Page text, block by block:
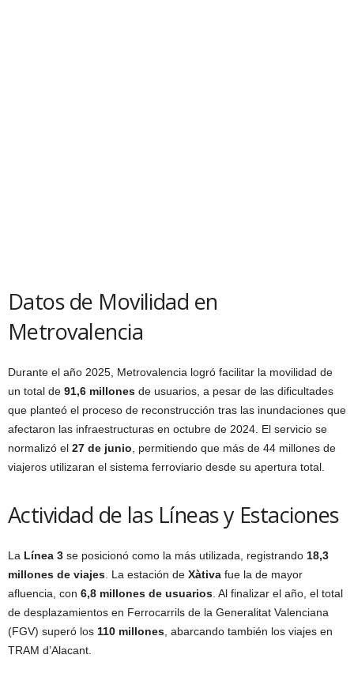
Datos de Movilidad en
Metrovalencia
Durante el año 2025, Metrovalencia logró facilitar la movilidad de
un total de 91,6 millones de usuarios, a pesar de las dificultades
que planteó el proceso de reconstrucción tras las inundaciones que
afectaron las infraestructuras en octubre de 2024. El servicio se
normalizó el 27 de junio , permitiendo que más de 44 millones de
viajeros utilizaran el sistema ferroviario desde su apertura total.
Actividad de las Líneas y Estaciones
La Línea 3 se posicionó como la más utilizada, registrando 18,3
millones de viajes . La estación de Xàtiva fue la de mayor
afluencia, con 6,8 millones de usuarios . Al finalizar el año, el total
de desplazamientos en Ferrocarrils de la Generalitat Valenciana
(FGV) superó los 110 millones , abarcando también los viajes en
TRAM d’Alacant.